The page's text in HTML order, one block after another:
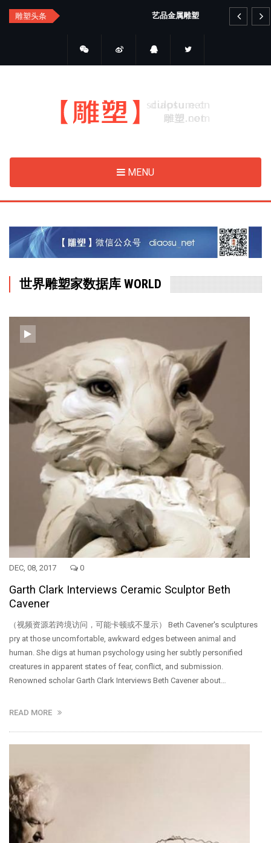
Skip
雕塑头条
MENU
世界雕塑家数据库 WORLD
DEC, 08, 2017 0
Garth Clark Interviews Ceramic Sculptor Beth
Cavener
（视频资源若跨境访问，可能卡顿或不显示） Beth Cavener's sculptures
pry at those uncomfortable, awkward edges between animal and
human. She digs at human psychology using her subtly personified
creatures in apparent states of fear, conflict, and submission.
Renowned scholar Garth Clark Interviews Beth Cavener about…
READ MORE